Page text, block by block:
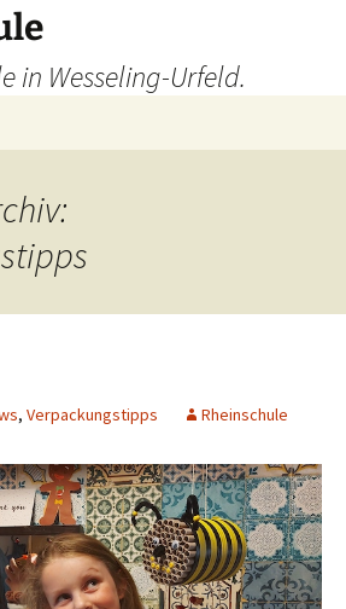
in Wesseling-Urfeld.
, Verpackungstipps Rheinschule